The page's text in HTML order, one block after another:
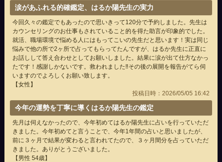
涙があふれる的確鑑定、はるか陽先生の実力
今回久々の鑑定でもあったので思いきって120分で予約しました。先生は
カウンセリングのお仕事もされていること的を得た助言が印象的でした。
就活、職場環境で悩める人にはもってこいの先生だと思います！実は同じ
悩みで他の所で2ヶ所で占ってもらってたんですが、はるか先生に正直に
お話しして答え合わせとしてお願いしました。結果に涙が出て仕方なかっ
たです！感謝しかないです。救われました‼️その後の展開を報告がてら伺
いますのでよろしくお願い致します。
【女性】
投稿日時：2026/05/05 16:42
今年の運勢を丁寧に導くはるか陽先生の鑑定
先月は伺えなかったので、今年初めてはるか陽先生に占いを行っていただ
きました。今年初めてと言うことで、今年1年間の占いと思いましたが、
前に３ヶ月で結果が変わると言われてたので、３ヶ月間分を占っていただ
きました。ありがとうございました。
【男性 54歳】